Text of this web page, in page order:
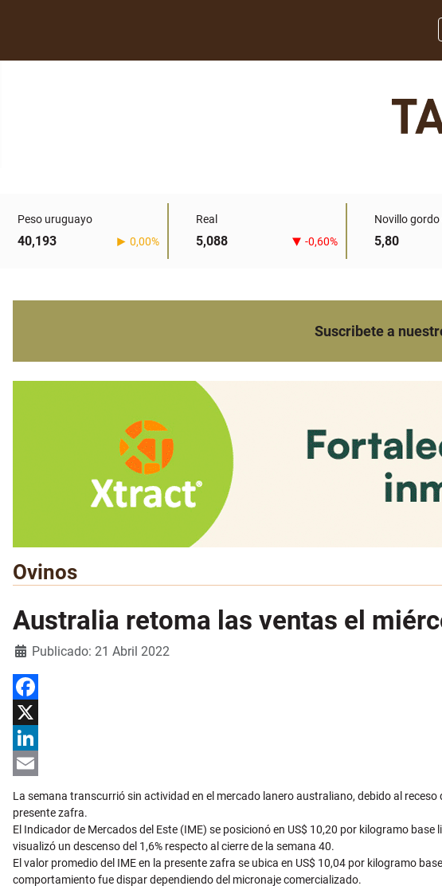
Peso uruguayo
40,193 0,00%
Real
5,088 -0,60%
Novillo gordo
5,80
Suscribete a
Ovinos
Australia retoma las ventas el
Detalles
Publicado: 21 Abril 2022
Facebook
X
LinkedIn
La semana transcurrió sin actividad en el mercado lanero australiano, debido al
presente zafra.
El Indicador de Mercados del Este (IME) se posicionó en US$ 10,20 por kilogramo
visualizó un descenso del 1,6% respecto al cierre de la semana 40.
El valor promedio del IME en la presente zafra se ubica en US$ 10,04 por kilogramo
comportamiento fue dispar dependiendo del micronaje comercializado.